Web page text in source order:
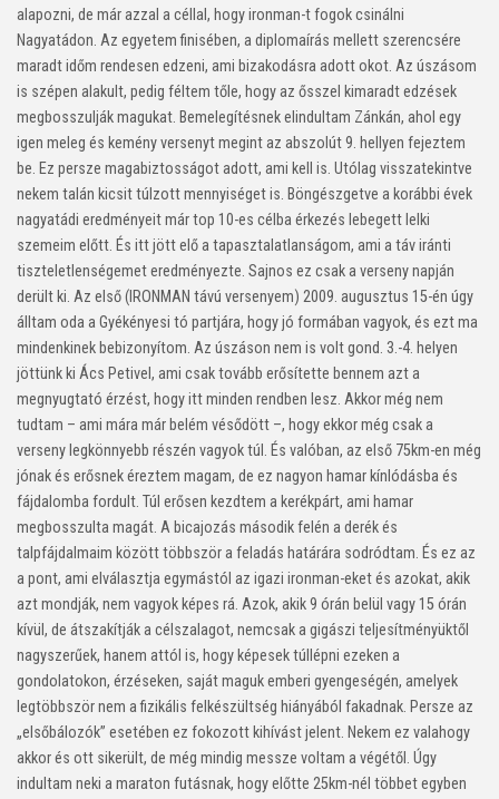
alapozni, de már azzal a céllal, hogy ironman-t fogok csinálni
Nagyatádon. Az egyetem finisében, a diplomaírás mellett szerencsére
maradt időm rendesen edzeni, ami bizakodásra adott okot. Az úszásom
is szépen alakult, pedig féltem tőle, hogy az ősszel kimaradt edzések
megbosszulják magukat. Bemelegítésnek elindultam Zánkán, ahol egy
igen meleg és kemény versenyt megint az abszolút 9. hellyen fejeztem
be. Ez persze magabiztosságot adott, ami kell is. Utólag visszatekintve
nekem talán kicsit túlzott mennyiséget is. Böngészgetve a korábbi évek
nagyatádi eredményeit már top 10-es célba érkezés lebegett lelki
szemeim előtt. És itt jött elő a tapasztalatlanságom, ami a táv iránti
tiszteletlenségemet eredményezte. Sajnos ez csak a verseny napján
derült ki. Az első (IRONMAN távú versenyem) 2009. augusztus 15-én úgy
álltam oda a Gyékényesi tó partjára, hogy jó formában vagyok, és ezt ma
mindenkinek bebizonyítom. Az úszáson nem is volt gond. 3.-4. helyen
jöttünk ki Ács Petivel, ami csak tovább erősítette bennem azt a
megnyugtató érzést, hogy itt minden rendben lesz. Akkor még nem
tudtam – ami mára már belém vésődött –, hogy ekkor még csak a
verseny legkönnyebb részén vagyok túl. És valóban, az első 75km-en még
jónak és erősnek éreztem magam, de ez nagyon hamar kínlódásba és
fájdalomba fordult. Túl erősen kezdtem a kerékpárt, ami hamar
megbosszulta magát. A bicajozás második felén a derék és
talpfájdalmaim között többször a feladás határára sodródtam. És ez az
a pont, ami elválasztja egymástól az igazi ironman-eket és azokat, akik
azt mondják, nem vagyok képes rá. Azok, akik 9 órán belül vagy 15 órán
kívül, de átszakítják a célszalagot, nemcsak a gigászi teljesítményüktől
nagyszerűek, hanem attól is, hogy képesek túllépni ezeken a
gondolatokon, érzéseken, saját maguk emberi gyengeségén, amelyek
legtöbbször nem a fizikális felkészültség hiányából fakadnak. Persze az
„elsőbálozók” esetében ez fokozott kihívást jelent. Nekem ez valahogy
akkor és ott sikerült, de még mindig messze voltam a végétől. Úgy
indultam neki a maraton futásnak, hogy előtte 25km-nél többet egyben